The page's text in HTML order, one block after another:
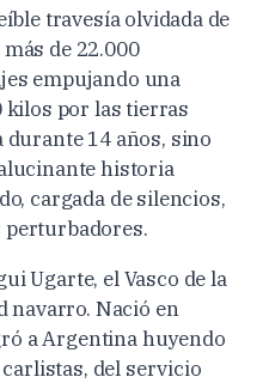
travesía olvidada de
de 22.000
empujando una
kilos por las tierras
durante 14 años, sino
historia
cargada de silencios,
perturbadores.
Ugarte, el Vasco de la
navarro. Nació en
a Argentina huyendo
del servicio